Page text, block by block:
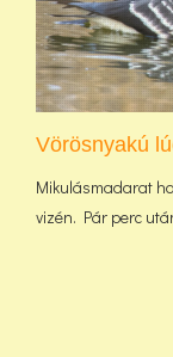
Vörösnyakú
Mikulásmadarat
vizén. Pár perc